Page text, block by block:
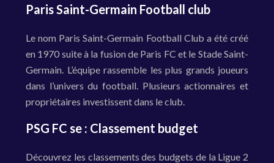
Paris Saint-Germain Football club
Le nom Paris Saint-Germain Football Club a été créé
en 1970 suite à la fusion de Paris FC et le Stade Saint-
Germain. L’équipe rassemble les plus grands joueurs
dans l’univers du football. Plusieurs actionnaires et
propriétaires investissent dans le club.
PSG FC se : Classement budget
Découvrez les classements des budgets de la Ligue 2